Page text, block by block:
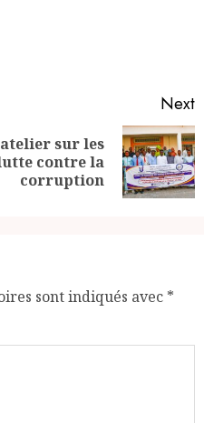
Next
sur les
contre la
corruption
sont indiqués avec *